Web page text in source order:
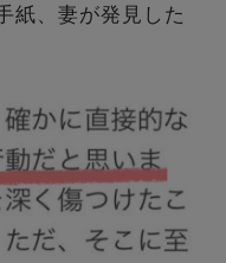
紙、妻が発見した